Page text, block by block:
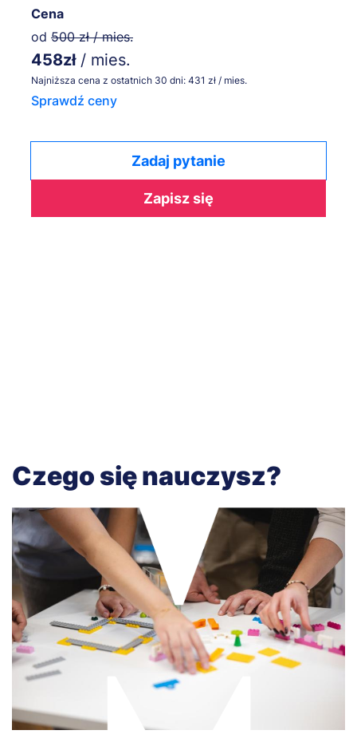
Cena
od 500 zł / mies.
458zł / mies.
Najniższa cena z ostatnich 30 dni: 431 zł / mies.
Sprawdź ceny
Zadaj pytanie
Zapisz się
Czego się nauczysz?